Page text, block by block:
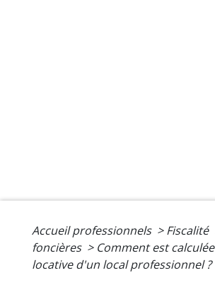
Accueil professionnels > Fiscalité
foncières > Comment est
locative d'un local professionnel ?